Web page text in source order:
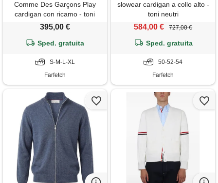
Comme Des Garçons Play
cardigan con ricamo - toni
neutri
395,00 €
Sped. gratuita
S-M-L-XL
Farfetch
slowear cardigan a collo alto -
toni neutri
584,00 € 727,00 €
Sped. gratuita
50-52-54
Farfetch